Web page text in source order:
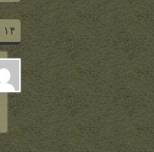
۱۴ دیدگاه